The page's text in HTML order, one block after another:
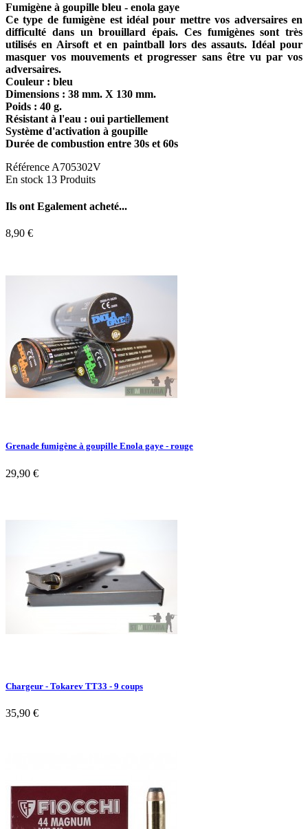
Fumigène à goupille bleu - enola gaye
Ce type de fumigène est idéal pour mettre vos adversaires en
difficulté dans un brouillard épais. Ces fumigènes sont très
utilisés en Airsoft et en paintball lors des assauts. Idéal pour
masquer vos mouvements et progresser sans être vu par vos
adversaires.
Couleur : bleu
Dimensions : 38 mm. X 130 mm.
Poids : 40 g.
Résistant à l'eau : oui partiellement
Système d'activation à goupille
Durée de combustion entre 30s et 60s
Référence A705302V
En stock 13 Produits
Ils ont Egalement acheté...
8,90 €
Grenade fumigène à goupille Enola gaye - rouge
29,90 €
Chargeur - Tokarev TT33 - 9 coups
35,90 €